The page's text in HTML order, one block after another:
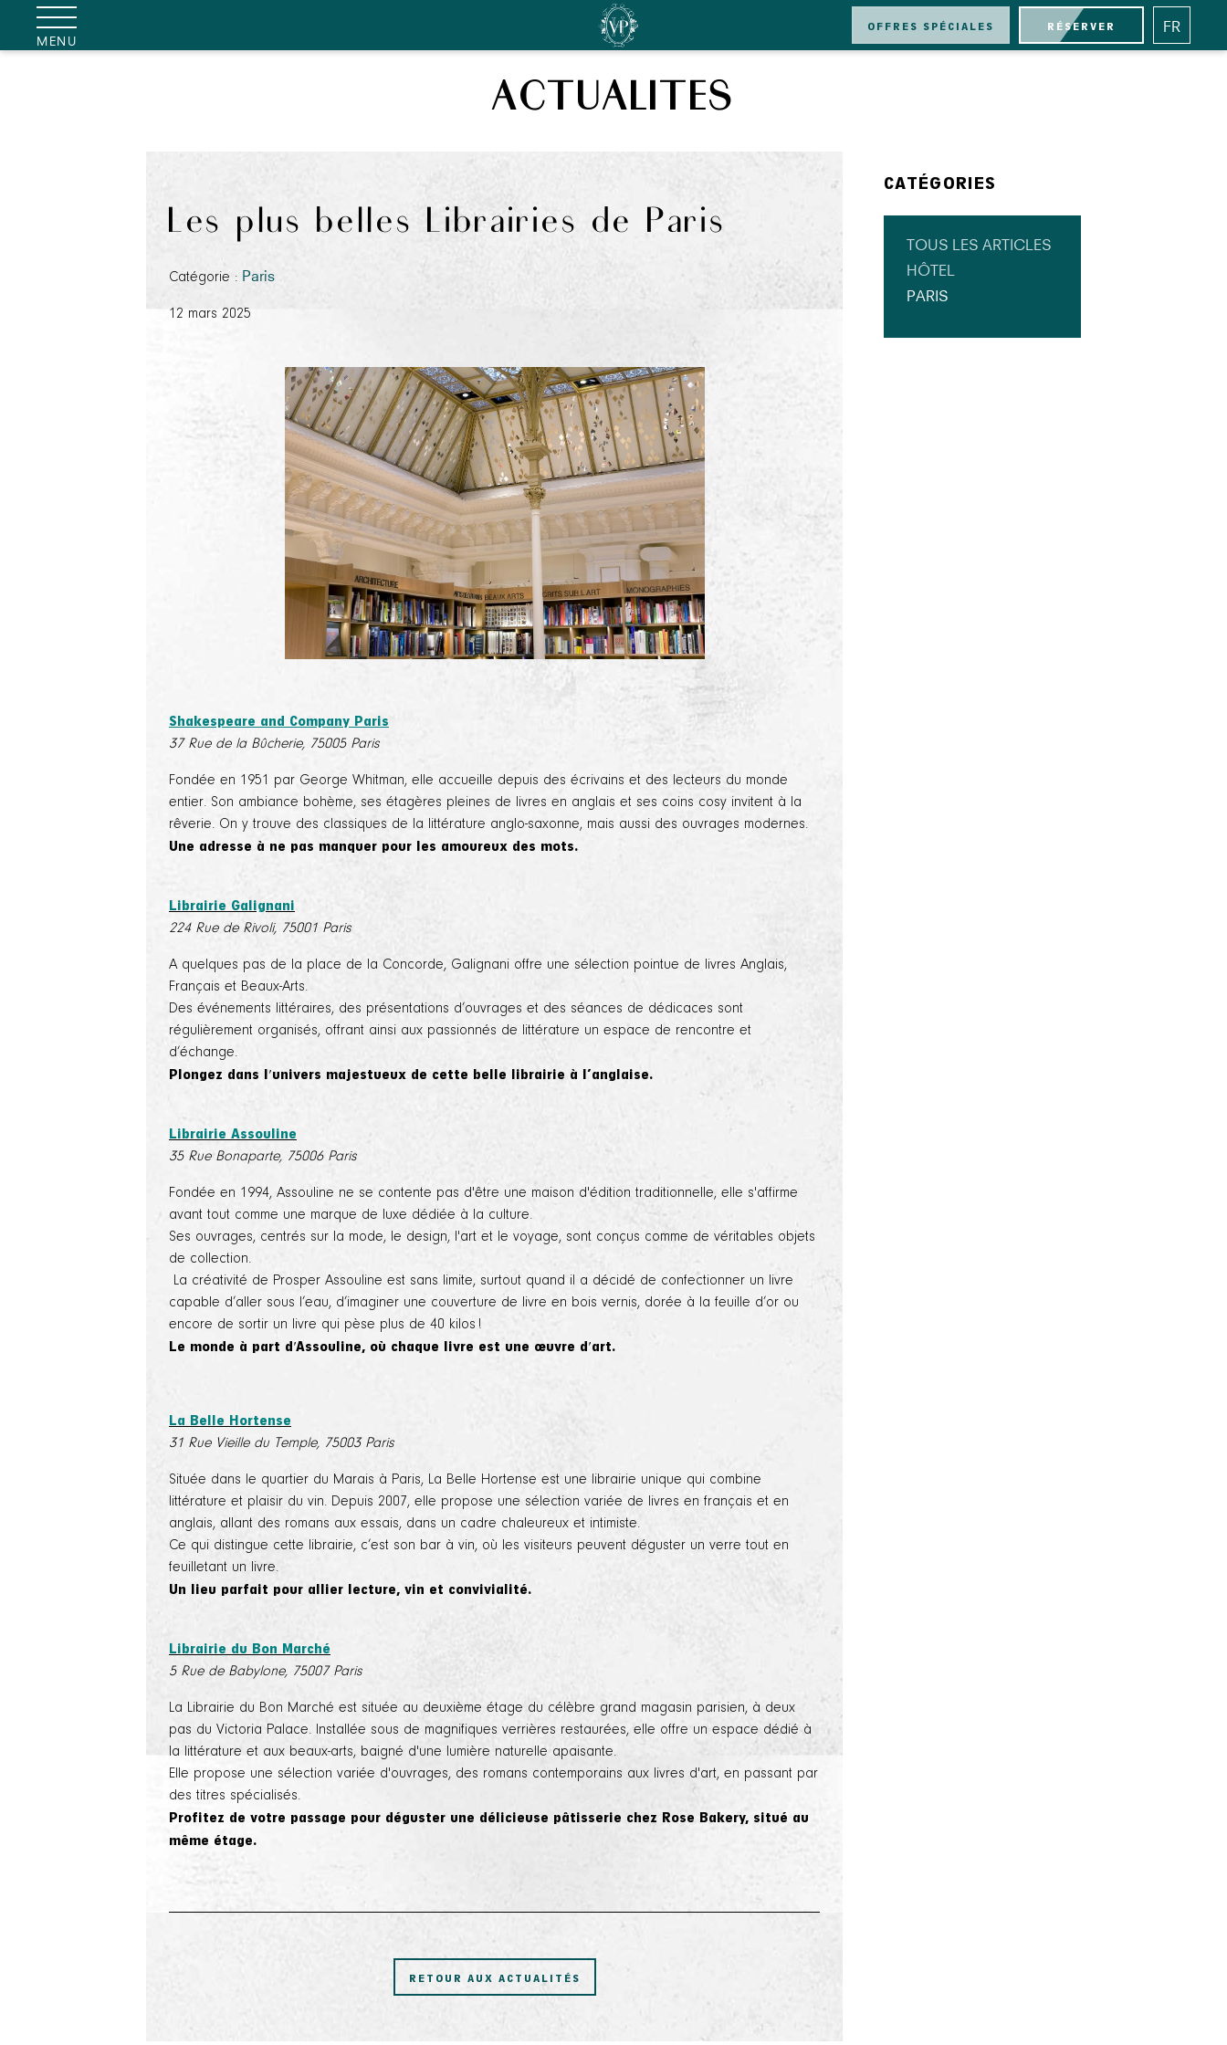
MENU
OFFRES SPÉCIALES RÉSERVER FR
ACTUALITES
CATÉGORIES
TOUS LES ARTICLES
HÔTEL
PARIS
Les plus belles Librairies de Paris
Catégorie : Paris
12 mars 2025
Shakespeare and Company Paris
37 Rue de la Bûcherie, 75005 Paris
Fondée en 1951 par George Whitman, elle accueille depuis des écrivains et des lecteurs du monde
entier. Son ambiance bohème, ses étagères pleines de livres en anglais et ses coins cosy invitent à la
rêverie. On y trouve des classiques de la littérature anglo-saxonne, mais aussi des ouvrages modernes.
Une adresse à ne pas manquer pour les amoureux des mots.
Librairie Galignani
224 Rue de Rivoli, 75001 Paris
A quelques pas de la place de la Concorde, Galignani offre une sélection pointue de livres Anglais,
Français et Beaux-Arts.
Des événements littéraires, des présentations d’ouvrages et des séances de dédicaces sont
régulièrement organisés, offrant ainsi aux passionnés de littérature un espace de rencontre et
d’échange.
Plongez dans l'univers majestueux de cette belle librairie à l’anglaise.
Librairie Assouline
35 Rue Bonaparte, 75006 Paris
Fondée en 1994, Assouline ne se contente pas d'être une maison d'édition traditionnelle, elle s'affirme
avant tout comme une marque de luxe dédiée à la culture.
Ses ouvrages, centrés sur la mode, le design, l'art et le voyage, sont conçus comme de véritables objets
de collection.
La créativité de Prosper Assouline est sans limite, surtout quand il a décidé de confectionner un livre
capable d’aller sous l’eau, d’imaginer une couverture de livre en bois vernis, dorée à la feuille d’or ou
encore de sortir un livre qui pèse plus de 40 kilos !
Le monde à part d'Assouline, où chaque livre est une œuvre d'art.
La Belle Hortense
31 Rue Vieille du Temple, 75003 Paris
Située dans le quartier du Marais à Paris, La Belle Hortense est une librairie unique qui combine
littérature et plaisir du vin. Depuis 2007, elle propose une sélection variée de livres en français et en
anglais, allant des romans aux essais, dans un cadre chaleureux et intimiste.
Ce qui distingue cette librairie, c’est son bar à vin, où les visiteurs peuvent déguster un verre tout en
feuilletant un livre.
Un lieu parfait pour allier lecture, vin et convivialité.
Librairie du Bon Marché
5 Rue de Babylone, 75007 Paris
La Librairie du Bon Marché est située au deuxième étage du célèbre grand magasin parisien, à deux
pas du Victoria Palace. Installée sous de magnifiques verrières restaurées, elle offre un espace dédié à
la littérature et aux beaux-arts, baigné d'une lumière naturelle apaisante.
Elle propose une sélection variée d'ouvrages, des romans contemporains aux livres d'art, en passant par
des titres spécialisés.
Profitez de votre passage pour déguster une délicieuse pâtisserie chez Rose Bakery, situé au
même étage.
RETOUR AUX ACTUALITÉS